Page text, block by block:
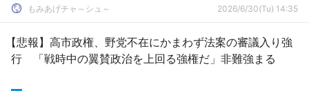
もみあげチャ～シュ～ 2026/6/30(Tu) 14:35
【悲報】高市政権、野党不在にかまわず法案の審議入り強
行 「戦時中の翼賛政治を上回る強権だ」非難強まる